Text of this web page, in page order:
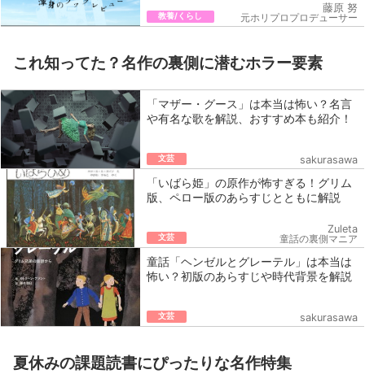
教養/くらし
藤原 努
元ホリプロプロデューサー
これ知ってた？名作の裏側に潜むホラー要素
「マザー・グース」は本当は怖い？名言
や有名な歌を解説、おすすめ本も紹介！
文芸 sakurasawa
「いばら姫」の原作が怖すぎる！グリム
版、ペロー版のあらすじとともに解説
文芸
Zuleta
童話の裏側マニア
童話「ヘンゼルとグレーテル」は本当は
怖い？初版のあらすじや時代背景を解説
文芸 sakurasawa
夏休みの課題読書にぴったりな名作特集